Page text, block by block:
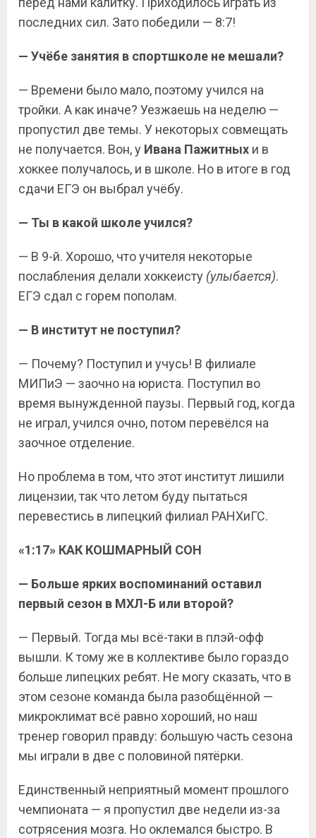
последних сил. Зато победили — 8:7!
— Учёбе занятия в спортшколе не мешали?
— Времени было мало, поэтому учился на
тройки. А как иначе? Уезжаешь на неделю —
пропустил две темы. У некоторых совмещать
не получается. Вон, у Ивана Пажитных и в
хоккее получалось, и в школе. Но в итоге в год
сдачи ЕГЭ он выбрал учёбу.
— Ты в какой школе учился?
— В 9-й. Хорошо, что учителя некоторые
послабления делали хоккеисту (улыбается).
ЕГЭ сдал с горем пополам.
— В институт не поступил?
— Почему? Поступил и учусь! В филиале
МИПиЭ — заочно на юриста. Поступил во
время вынужденной паузы. Первый год, когда
не играл, учился очно, потом перевёлся на
заочное отделение.
Но проблема в том, что этот институт лишили
лицензии, так что летом буду пытаться
перевестись в липецкий филиал РАНХиГС.
«1:17» КАК КОШМАРНЫЙ СОН
— Больше ярких воспоминаний оставил
первый сезон в МХЛ-Б или второй?
— Первый. Тогда мы всё-таки в плэй-офф
вышли. К тому же в коллективе было гораздо
больше липецких ребят. Не могу сказать, что в
этом сезоне команда была разобщённой —
микроклимат всё равно хороший, но наш
тренер говорил правду: большую часть сезона
мы играли в две с половиной пятёрки.
Единственный неприятный момент прошлого
чемпионата — я пропустил две недели из-за
сотрясения мозга. Но оклемался быстро. В